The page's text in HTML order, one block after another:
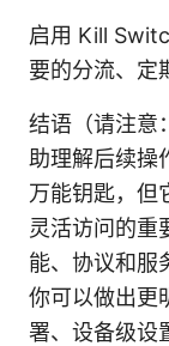
启用 Kill
要的分流、定
结语（请注意
助理解后续操
万能钥匙，但
灵活访问的重
能、协议和服
你可以做出更
署、设备级设